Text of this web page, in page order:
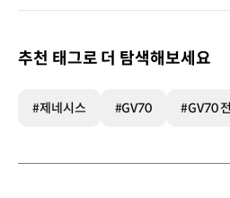
추천 태그로 더 탐색해보세요
#제네시스 #GV70 #GV70